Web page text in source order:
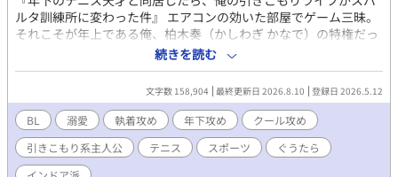
余裕ゼロなんだからさ…」 神前で捧げられるのは、純潔と、魂を
分かち合う初契り。 幼馴染という「殻」が壊れるとき、二人の関
係はどこへ向かうのか――。 ～～～～～～～ ＜登場人物＞ ☆橘
和穂（主人公） 【身長】165cm 【体重】56kg 【誕生日】11月28
日（いて座） 【血液型】Ａ型 【部活】水泳部 【容姿】黒髪
中性的で整った童顔の美形。 褐色肌で、スリム
な筋肉質 【性格】真面目で、やや陰キャ。 人見知りが結
構激しい でも、周りはわりと観察している いろ
いろ気にするタイプ。 陽介と二人だと、よくしゃべる。
冷静に見えて天然。 ☆岬陽介 【身長】170cm 【体重】
ルタ訓練所に変わった件』 エアコンの効いた部屋でゲーム三昧。
それこそが年上である俺、柏木奏（かしわぎ かなで）の特権だっ
たはずだ。なのに、どうして同居人の高校生・千野柊斗（ちの し
ゅうと）に生活の主導権を握られているんだ！？ 「またポテトチ
ップス食べてますね。明日は朝5時半からロードワークです」 彼
は世間から「テニスの天才」とチヤホヤされているくせに、家で
は俺の食事に口を出し、スマホを取り上げ、あろうことか俺まで
強制的にコートへ引きずり出してくる！おまけに俺が他の部員に
アドバイスをした途端、奴の監視の目はさらに厳しくなっ
て……。ちょっと待て、俺はただのインドア派だぞ！生意気な年
続きを読む
文字数 158,904 最終更新日 2026.8.10 登録日 2026.5.12
BL 溺愛 執着攻め 年下攻め
クール攻め
引きこもり系主人公
テニス スポーツ
ぐうたら